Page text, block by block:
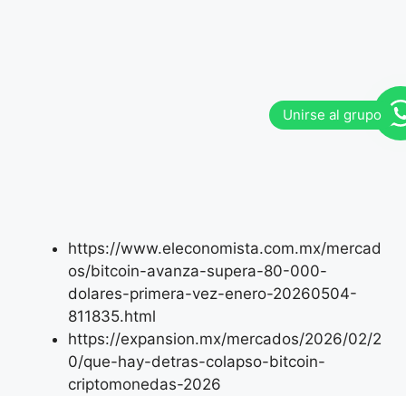
https://www.eleconomista.com.mx/mercad
os/bitcoin-avanza-supera-80-000-
dolares-primera-vez-enero-20260504-
811835.html
https://expansion.mx/mercados/2026/02/2
0/que-hay-detras-colapso-bitcoin-
criptomonedas-2026